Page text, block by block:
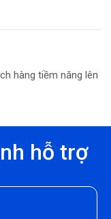
hàng tiềm năng lên
hỗ trợ